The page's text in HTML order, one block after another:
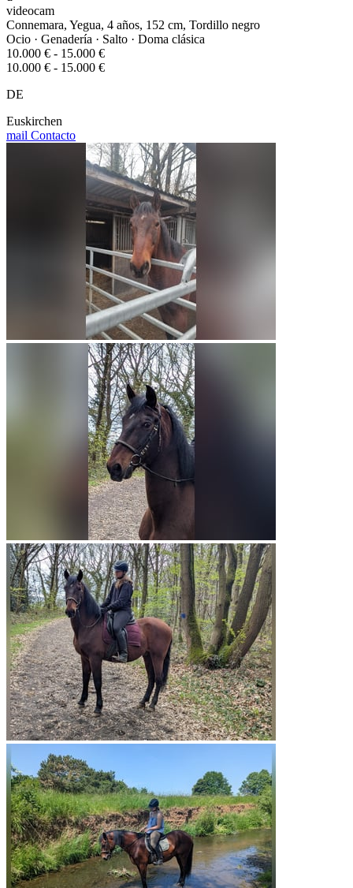
videocam
Connemara, Yegua, 4 años, 152 cm, Tordillo negro
Ocio · Genadería · Salto · Doma clásica
10.000 € - 15.000 €
10.000 € - 15.000 €
DE
Euskirchen
mail Contacto